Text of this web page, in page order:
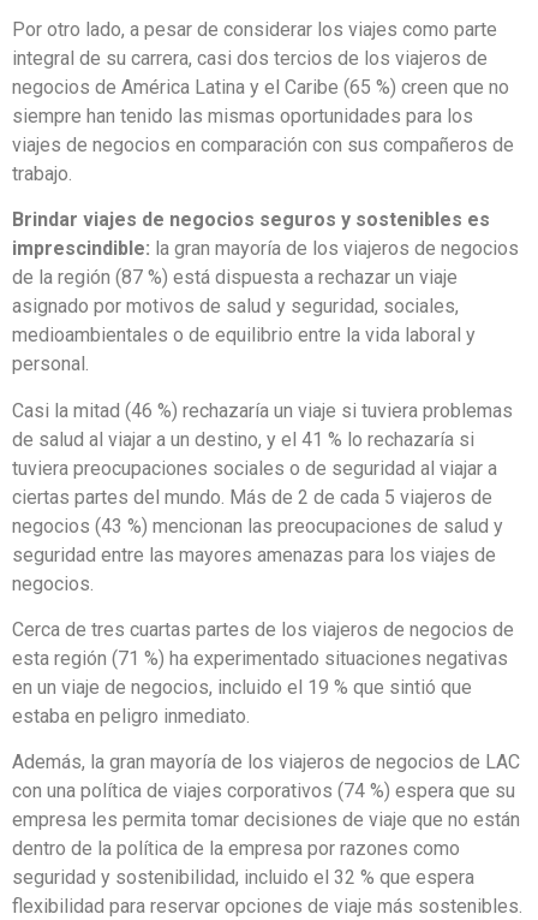
Para más de un tercio (36 %), la economía ha llevado a su
empresa a exigir a los viajeros que se hospeden en
alojamientos de menor calidad y/o en zonas menos seguras.
Por otro lado, a pesar de considerar los viajes como parte
integral de su carrera, casi dos tercios de los viajeros de
negocios de América Latina y el Caribe (65 %) creen que no
siempre han tenido las mismas oportunidades para los
viajes de negocios en comparación con sus compañeros de
trabajo.
Brindar viajes de negocios seguros y sostenibles es
imprescindible:la gran mayoría de los viajeros de negocios
de la región (87 %) está dispuesta a rechazar un viaje
asignado por motivos de salud y seguridad, sociales,
medioambientales o de equilibrio entre la vida laboral y
personal.
Casi la mitad (46 %) rechazaría un viaje si tuviera problemas
de salud al viajar a un destino, y el 41 % lo rechazaría si
tuviera preocupaciones sociales o de seguridad al viajar a
ciertas partes del mundo. Más de 2 de cada 5 viajeros de
negocios (43 %) mencionan las preocupaciones de salud y
seguridad entre las mayores amenazas para los viajes de
negocios.
Cerca de tres cuartas partes de los viajeros de negocios de
esta región (71 %) ha experimentado situaciones negativas
en un viaje de negocios, incluido el 19 % que sintió que
estaba en peligro inmediato.
Además, la gran mayoría de los viajeros de negocios de LAC
con una política de viajes corporativos (74 %) espera que su